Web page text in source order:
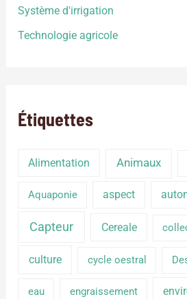
Système d'irrigation
Technologie agricole
Étiquettes
Alimentation Animaux
Aquaponie aspect
Capteur Cereale
culture cycle oestral
eau engraissement